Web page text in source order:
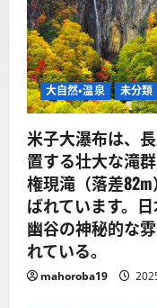
大自然・温泉 未分類
米子大瀑布は、
置する壮大な滝
権現滝（落差
ばれています。
幽谷の神秘的な
れている。
mahoroba19